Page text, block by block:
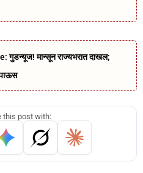
गुडन्यूज! मान्सून राज्यभरात दाखल;
this post with: